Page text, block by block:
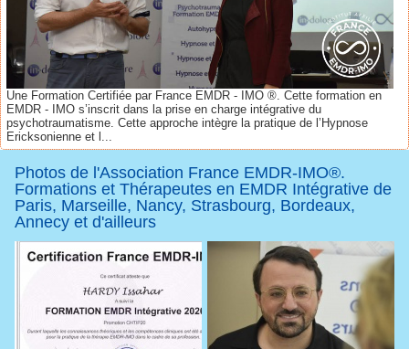
Une Formation Certifiée par France EMDR - IMO ®. Cette formation en
EMDR - IMO s’inscrit dans la prise en charge intégrative du
psychotraumatisme. Cette approche intègre la pratique de l’Hypnose
Ericksonienne et l...
Photos de l'Association France EMDR-IMO®.
Formations et Thérapeutes en EMDR Intégrative de
Paris, Marseille, Nancy, Strasbourg, Bordeaux,
Annecy et d'ailleurs